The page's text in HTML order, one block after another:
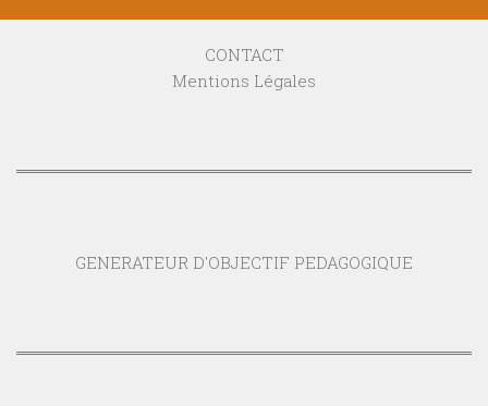
CONTACT
Mentions Légales
GENERATEUR D'OBJECTIF PEDAGOGIQUE